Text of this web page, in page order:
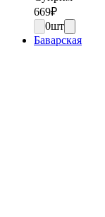
669₽
0шт
Баварская